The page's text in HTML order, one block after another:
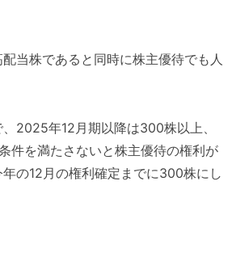
当株であると同時に株主優待でも人
2025年12月期以降は300株以上、
件を満たさないと株主優待の権利が
の12月の権利確定までに300株にし